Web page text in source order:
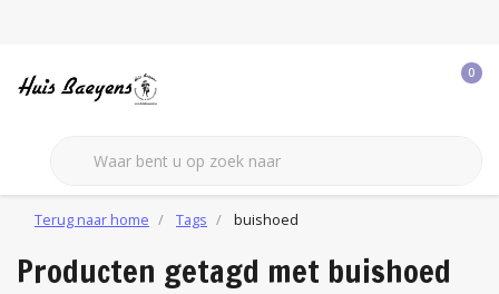
0
Terug naar home Tags buishoed
Producten getagd met buishoed